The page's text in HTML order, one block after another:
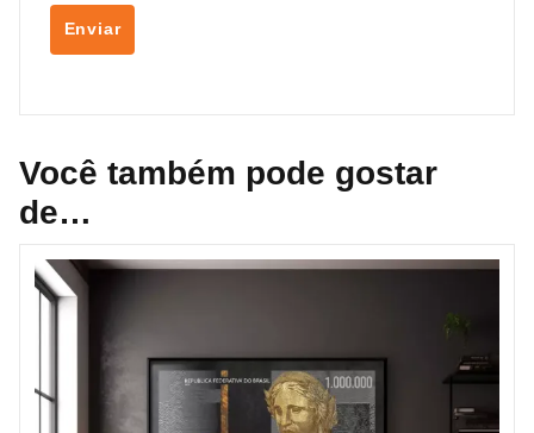
Você também pode gostar
de…